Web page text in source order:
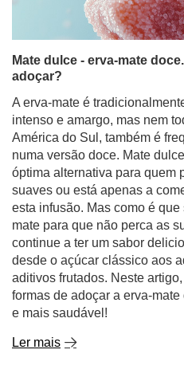
Mate dulce - erva-mate
adoçar?
A erva-mate é
intenso e amargo, mas nem
América do Sul, também é
numa versão doce. Mate
óptima alternativa para quem
suaves ou está apenas a
esta infusão. Mas como é
mate para que não perca as
continue a ter um sabor
desde o açúcar clássico aos
aditivos frutados. Neste
formas de adoçar a erva-
e mais saudável!
Ler mais